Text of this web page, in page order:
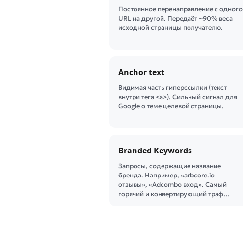
Постоянное перенаправление с одного
URL на другой. Передаёт ~90% веса
исходной страницы получателю.
Anchor text
Видимая часть гиперссылки (текст
внутри тега <a>). Сильный сигнал для
Google о теме целевой страницы.
Branded Keywords
Запросы, содержащие название
бренда. Например, «arbcore.io
отзывы», «Adcombo вход». Самый
горячий и конвертирующий траф…